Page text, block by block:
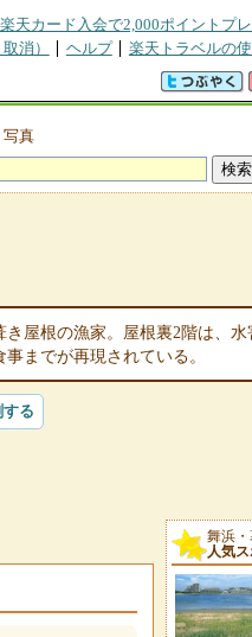
楽天カード入会で2,000ポイントプ
消） ヘルプ 楽天トラベルの
写真
屋根の漁家。屋根裏2階は、
までが再現されている。
する
舞浜
人気